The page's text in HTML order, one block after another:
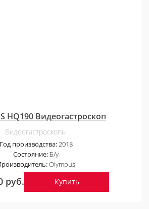
HQ190 Видеогастроскоп
Видеогастроскопы
Год производства:2018
Состояние: Б/у
Olympus
руб. Купить